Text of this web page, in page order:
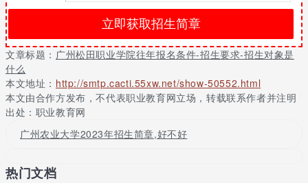
了解招生信息后下一步就是怎么报名了。广州松田职业学院往年的
报名方式为网络报名。网上报名的同学可以登陆高考志愿平台，填
写学校代码进行报名。该校的报名时间是在高考后，同学们不要错
过报名时间哦。报名成功后要准备好该校所需要的证件，如身份
证，户口本及复印件等等。
三、录取信息
了解完怎么报考后小编带大家了解该校的录取标准。广州松田职业
学院2021年录取原则是根据成绩，由高到低录取。并且根据往年该
校的录取分数线来看，分数在三百分以上的同学被录取的机率非常
可以考虑报考一下试试。
文章标题： 广州松田职业学院往年报名条件-招生要求-招生对象是
什么
本文地址： http://smtp.cacti.55xw.net/show-50552.html
本文由合作方发布，不代表职业教育网立场，转载联系作者并注明
出处：职业教育网
广州农业大学2023年招生简章,好不好
热门文档